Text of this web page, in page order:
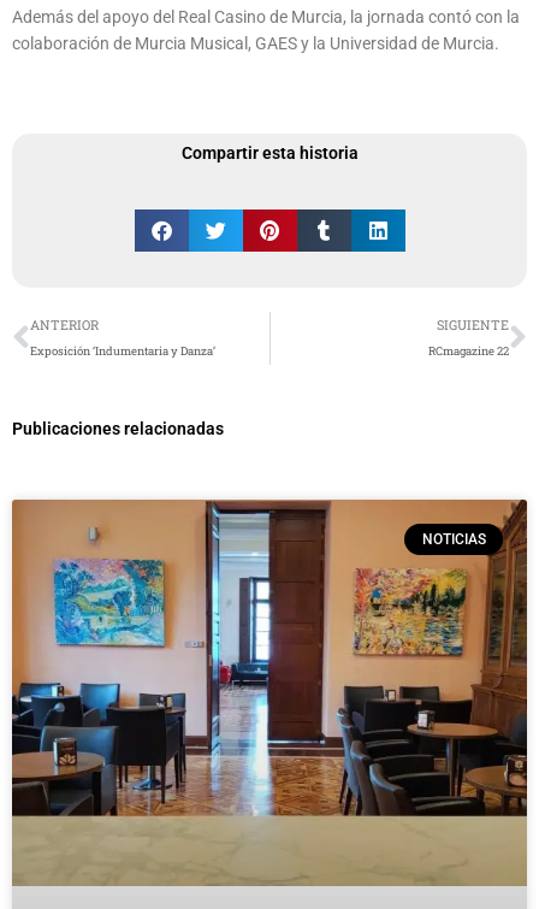
Además del apoyo del Real Casino de Murcia, la jornada contó con la
colaboración de Murcia Musical, GAES y la Universidad de Murcia.
Compartir esta historia
Ant
ANTERIOR
Exposición ‘Indumentaria y Danza’
SIGUIENTE
RCmagazine 22
Publicaciones relacionadas
NOTICIAS